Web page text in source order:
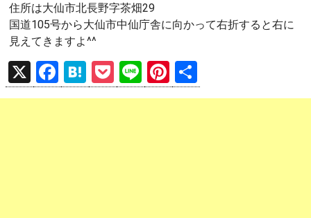
住所は大仙市北長野字茶畑29
国道105号から大仙市中仙庁舎に向かって右折すると右に
見えてきますよ^^
X
F
a
H
at
P
o
Li
n
Pi
nt 有